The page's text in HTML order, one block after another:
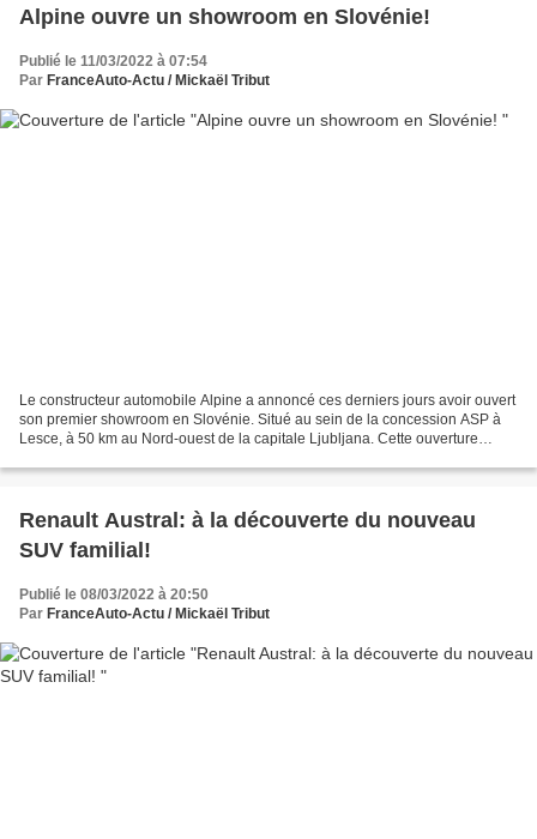
Alpine ouvre un showroom en Slovénie!
Publié le 11/03/2022 à 07:54
Par FranceAuto-Actu / Mickaël Tribut
Le constructeur automobile Alpine a annoncé ces derniers jours avoir ouvert
son premier showroom en Slovénie. Situé au sein de la concession ASP à
Lesce, à 50 km au Nord-ouest de la capitale Ljubljana. Cette ouverture
Renault Austral: à la découverte du nouveau
SUV familial!
Publié le 08/03/2022 à 20:50
Par FranceAuto-Actu / Mickaël Tribut